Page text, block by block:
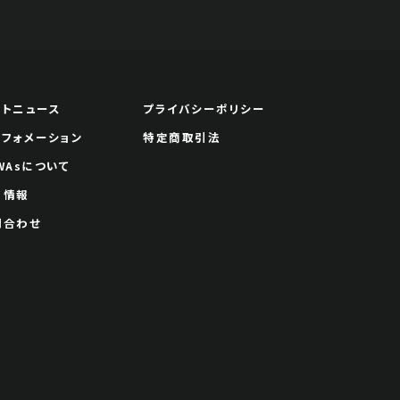
ニュース
ォメーション
について
報
わせ
プライバシーポリシー
特定商取引法